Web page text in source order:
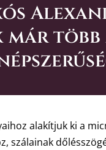
már
alakítjuk ki a
szálainak